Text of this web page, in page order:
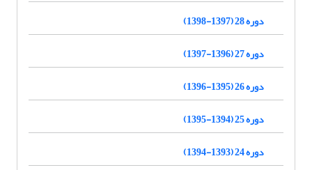
دوره 28 (1397-1398)
دوره 27 (1396-1397)
دوره 26 (1395-1396)
دوره 25 (1394-1395)
دوره 24 (1393-1394)